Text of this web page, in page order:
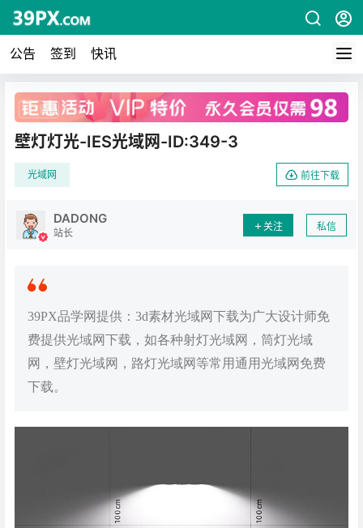
公告 签到 快讯
广告
壁灯灯光-IES光域网-ID:349-3
光域网 前往下载
DADONG
站长
关注 私信
39PX品学网提供：3d素材光域网下载为广大设计师免
费提供光域网下载，如各种射灯光域网，筒灯光域
网，壁灯光域网，路灯光域网等常用通用光域网免费
下载。